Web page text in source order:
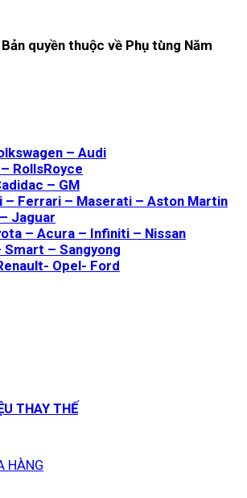
Bản quyền thuộc về Phụ tùng Năm
– Audi
RollsRoyce
– GM
– Ferrari – Maserati – Aston Martin
Jaguar
– Acura – Infiniti – Nissan
– Sangyong
Opel- Ford
THAY THẾ
HÀNG